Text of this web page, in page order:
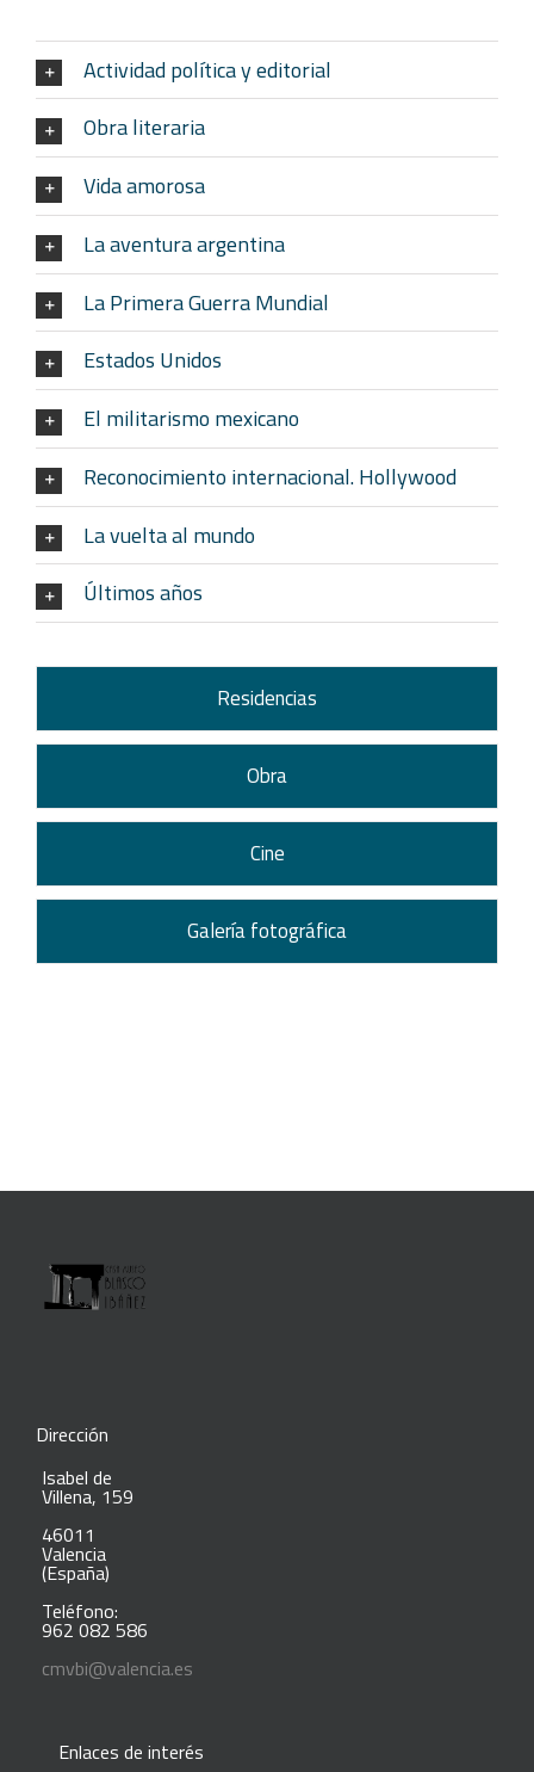
Actividad política y editorial
Obra literaria
Vida amorosa
La aventura argentina
La Primera Guerra Mundial
Estados Unidos
El militarismo mexicano
Reconocimiento internacional. Hollywood
La vuelta al mundo
Últimos años
Residencias
Obra
Cine
Galería fotográfica
Dirección
Isabel de
Villena, 159
46011
Valencia
(España)
Teléfono:
962 082 586
cmvbi@valencia.es
Enlaces de interés